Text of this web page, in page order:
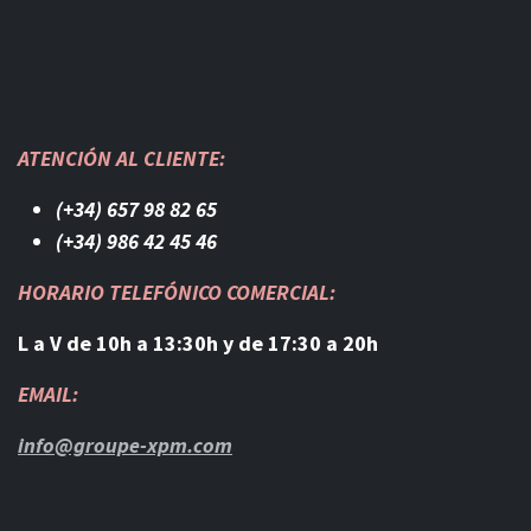
ATENCIÓN AL CLIENTE:
(+34) 657 98 82 65
(+34) 986 42 45 46​
HORARIO TELEFÓNICO COMERCIAL:
L a V de 10h a 13:30h y de 17:30 a 20h
EMAIL:
info@groupe-xpm.com